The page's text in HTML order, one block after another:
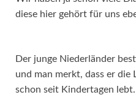
diese hier gehört für uns
Der junge Niederländer
und man merkt, dass er die
schon seit Kindertagen lebt.